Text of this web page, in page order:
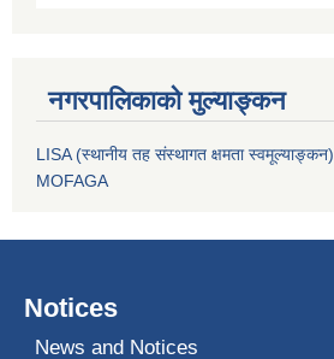
नगरपालिकाको मुल्याङ्कन
LISA (स्थानीय तह संस्थागत क्षमता स्वमूल्याङ्कन)
MOFAGA
Notices
News and Notices